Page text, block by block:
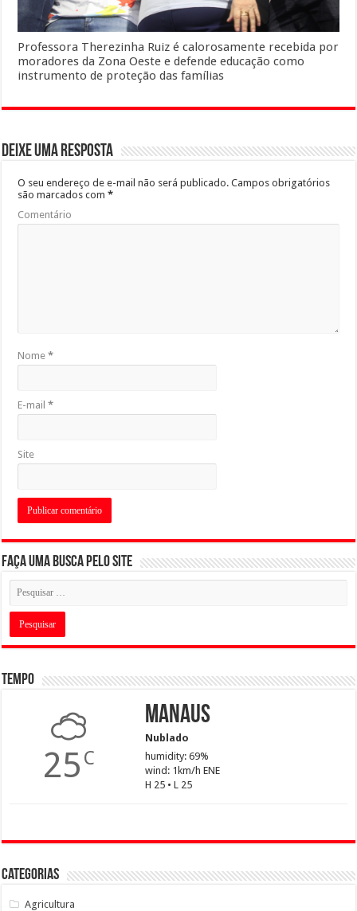
Professora Therezinha Ruiz é calorosamente recebida por
moradores da Zona Oeste e defende educação como
instrumento de proteção das famílias
Deixe uma resposta
O seu endereço de e-mail não será publicado. Campos obrigatórios
são marcados com*
Comentário
Nome*
E-mail*
Site
Faça uma busca pelo Site
Tempo
25 C
Manaus
Nublado
humidity: 69%
wind: 1km/h ENE
H 25 • L 25
Categorias
Agricultura